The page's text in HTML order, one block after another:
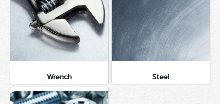
Wrench Steel